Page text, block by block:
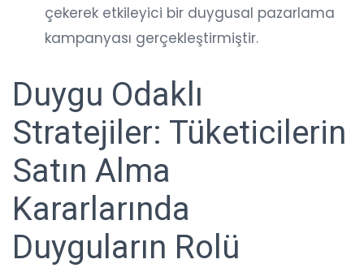
çekerek etkileyici bir duygusal pazarlama
kampanyası gerçekleştirmiştir.
Duygu Odaklı
Stratejiler: Tüketicilerin
Satın Alma
Kararlarında
Duyguların Rolü